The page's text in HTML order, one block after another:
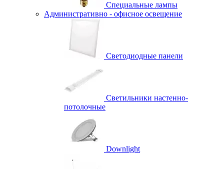
Специальные лампы
Административно - офисное освещение
Светодиодные панели
Светильники настенно-
потолочные
Downlight